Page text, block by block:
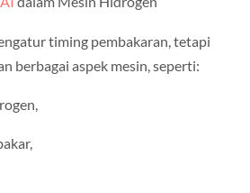
timing pembakaran, tetapi
berbagai aspek mesin, seperti: